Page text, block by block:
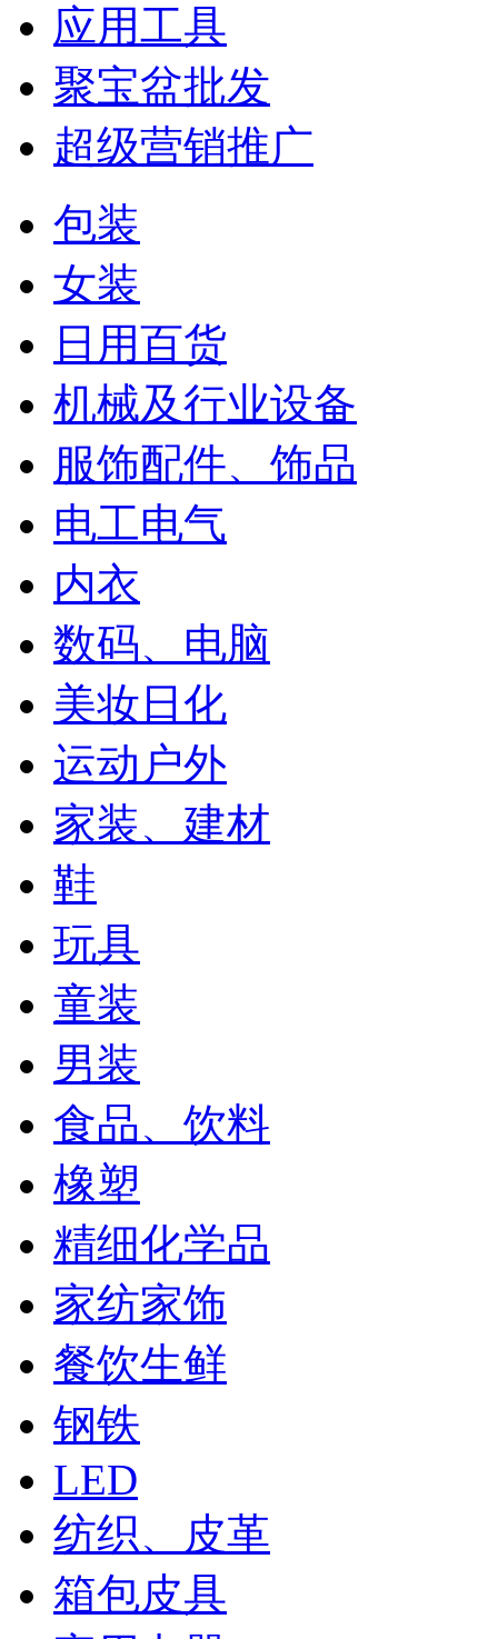
应用工具
聚宝盆批发
超级营销推广
包装
女装
日用百货
机械及行业设备
服饰配件、饰品
电工电气
内衣
数码、电脑
美妆日化
运动户外
家装、建材
鞋
玩具
童装
男装
食品、饮料
橡塑
精细化学品
家纺家饰
餐饮生鲜
钢铁
LED
纺织、皮革
箱包皮具